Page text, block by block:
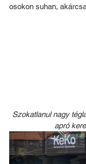
osokon suhan,
Szokatlanul nagy
apró